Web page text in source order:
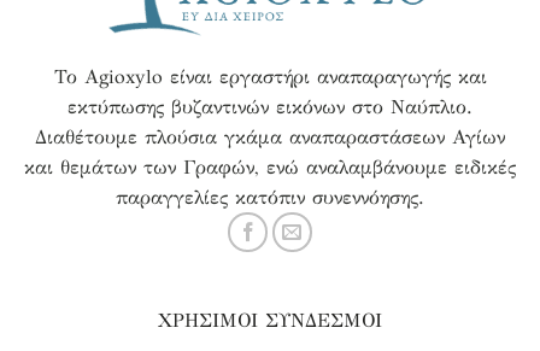
Το Agioxylo είναι εργαστήρι αναπαραγωγής και
εκτύπωσης βυζαντινών εικόνων στο Ναύπλιο.
Διαθέτουμε πλούσια γκάμα αναπαραστάσεων Αγίων
και θεμάτων των Γραφών, ενώ αναλαμβάνουμε ειδικές
παραγγελίες κατόπιν συνεννόησης.
ΧΡΗΣΙΜΟΙ ΣΥΝΔΕΣΜΟΙ